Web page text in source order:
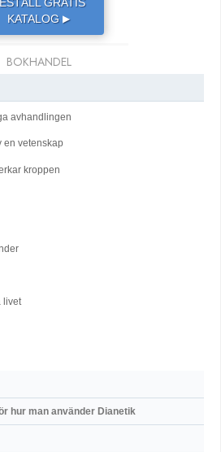
KATALOG ▶
BOKHANDEL
avhandlingen
en vetenskap
kroppen
livet
hur man använder Dianetik